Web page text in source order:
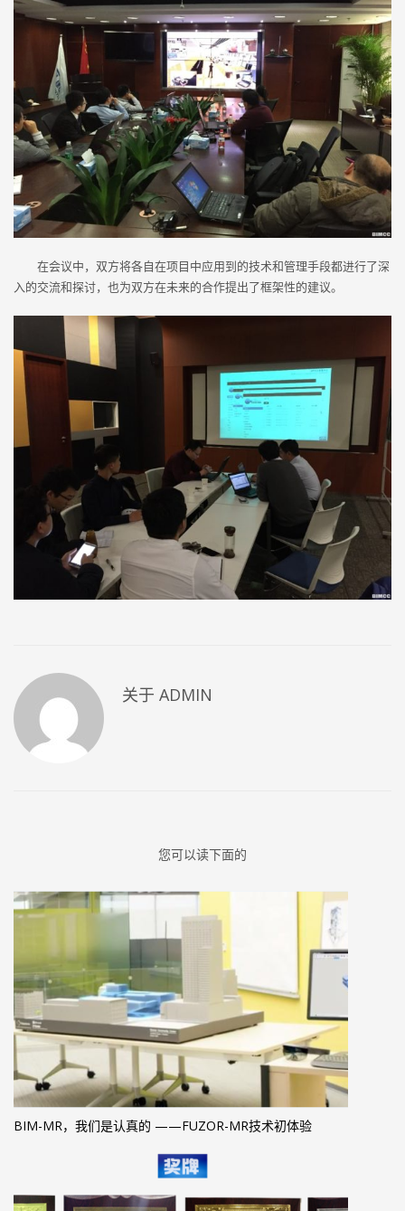
在会议中，双方将各自在项目中应用到的技术和管理手段都进行了深
入的交流和探讨，也为双方在未来的合作提出了框架性的建议。
关于 ADMIN
您可以读下面的
BIM-MR，我们是认真的 ——FUZOR-MR技术初体验